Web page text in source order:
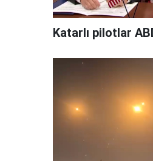
Katarlı pilotlar